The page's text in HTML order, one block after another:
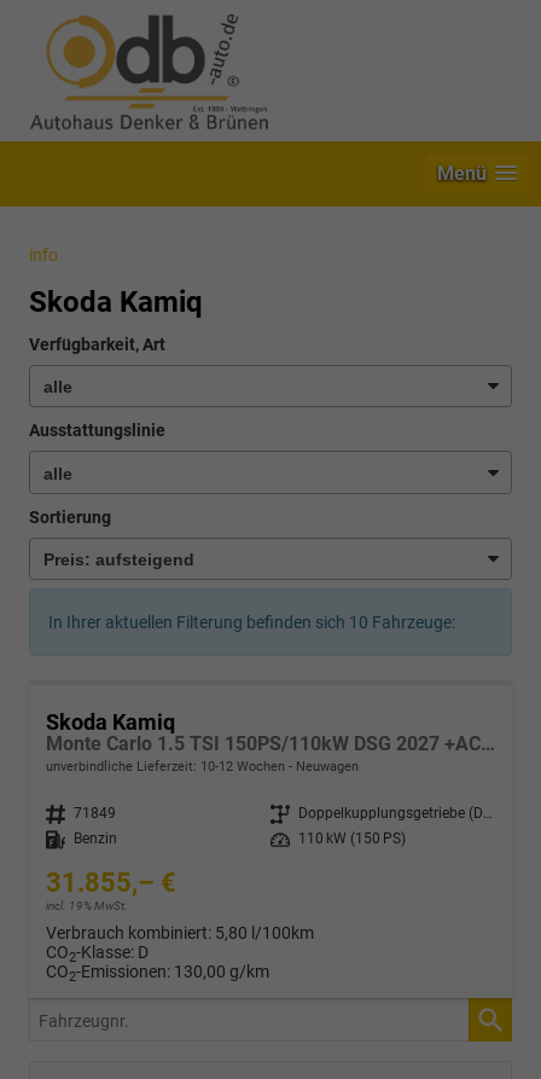
Menü
info
Skoda Kamiq
Verfügbarkeit, Art
Ausstattungslinie
Sortierung
In Ihrer aktuellen Filterung befinden sich 10 Fahrzeuge:
Skoda Kamiq
Monte Carlo 1.5 TSI 150PS/110kW DSG 2027 +ACC +PANO +MATRIX +17" ALU
unverbindliche Lieferzeit: 10-12 Wochen Neuwagen
Fahrzeugnr. 71849 Getriebe
Doppelkupplungsgetriebe (DSG)
Kraftstoff
Benzin Leistung 110 kW (150 PS)
31.855,– €
incl. 19% MwSt.
Verbrauch kombiniert: 5,80 l/100km
CO2-Klasse: D
CO2-Emissionen: 130,00 g/km
Fahrzeugnr.